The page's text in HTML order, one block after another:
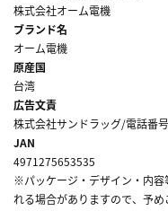
株式会社オーム電機
ブランド名
オーム電機
原産国
台湾
広告文責
株式会社サンドラッグ/電話番
JAN
4971275653535
※パッケージ・デザイン・内容
れる場合がありますので、予め